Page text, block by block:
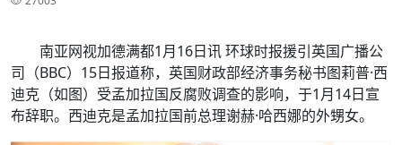
南亚网视加德满都1月16日讯 环球时报援引英国广播公
司（BBC）15日报道称，英国财政部经济事务秘书图莉普·西
迪克（如图）受孟加拉国反腐败调查的影响，于1月14日宣
布辞职。西迪克是孟加拉国前总理谢赫·哈西娜的外甥女。